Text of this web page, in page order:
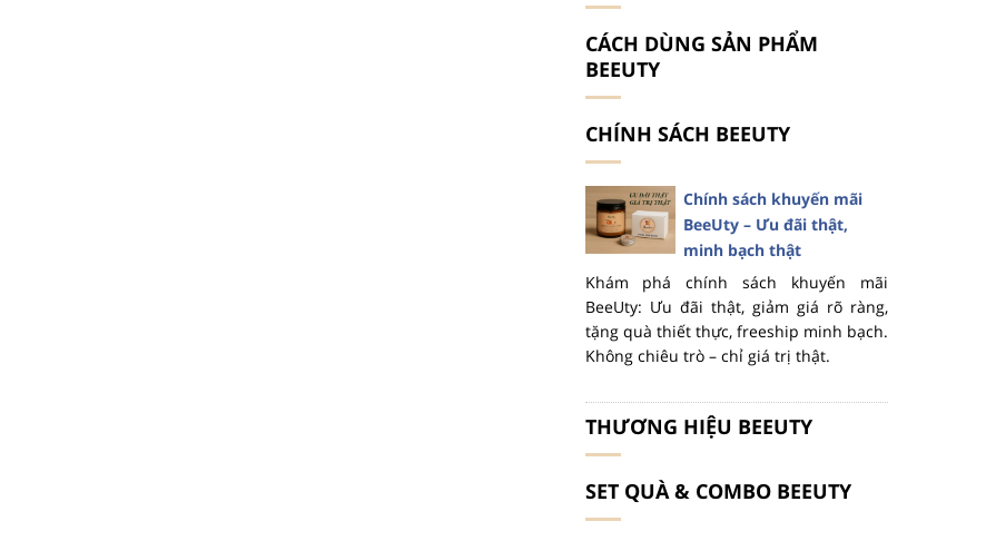
CÁCH DÙNG SẢN PHẨM
BEEUTY
CHÍNH SÁCH BEEUTY
Chính sách khuyến mãi
BeeUty – Ưu đãi thật,
minh bạch thật
Khám phá chính sách khuyến mãi
BeeUty: Ưu đãi thật, giảm giá rõ ràng,
tặng quà thiết thực, freeship minh bạch.
Không chiêu trò – chỉ giá trị thật.
THƯƠNG HIỆU BEEUTY
SET QUÀ & COMBO BEEUTY